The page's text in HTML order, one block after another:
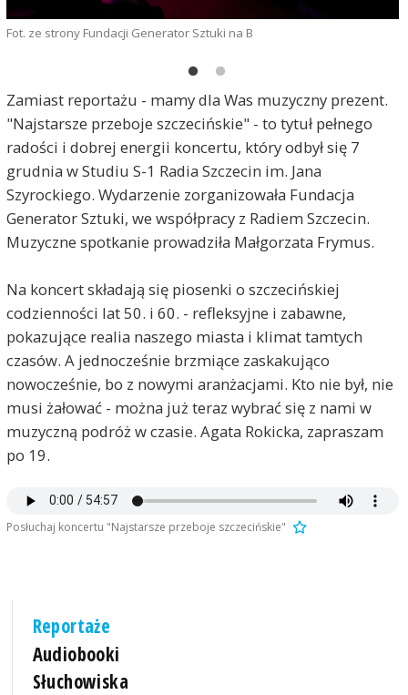
Fot. ze strony Fundacji Generator Sztuki na B
Zamiast reportażu - mamy dla Was muzyczny prezent.
"Najstarsze przeboje szczecińskie" - to tytuł pełnego
radości i dobrej energii koncertu, który odbył się 7
grudnia w Studiu S-1 Radia Szczecin im. Jana
Szyrockiego. Wydarzenie zorganizowała Fundacja
Generator Sztuki, we współpracy z Radiem Szczecin.
Muzyczne spotkanie prowadziła Małgorzata Frymus.
Na koncert składają się piosenki o szczecińskiej
codzienności lat 50. i 60. - refleksyjne i zabawne,
pokazujące realia naszego miasta i klimat tamtych
czasów. A jednocześnie brzmiące zaskakująco
nowocześnie, bo z nowymi aranżacjami. Kto nie był, nie
musi żałować - można już teraz wybrać się z nami w
muzyczną podróż w czasie. Agata Rokicka, zapraszam
po 19.
Posłuchaj koncertu "Najstarsze przeboje szczecińskie"
Reportaże
Audiobooki
Słuchowiska